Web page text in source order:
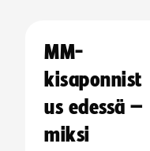
MM-
kisaponnist
us edessä –
miksi